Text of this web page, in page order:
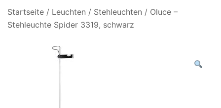
einer Website
Startseite / Leuchten / Stehleuchten / Oluce –
Stehleuchte Spider 3319, schwarz